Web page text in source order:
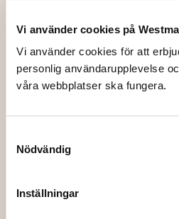
Vi använder cookies på
Vi använder cookies för att
personlig användarupplevelse
våra webbplatser ska fungera.
Nödvändig
Inställningar